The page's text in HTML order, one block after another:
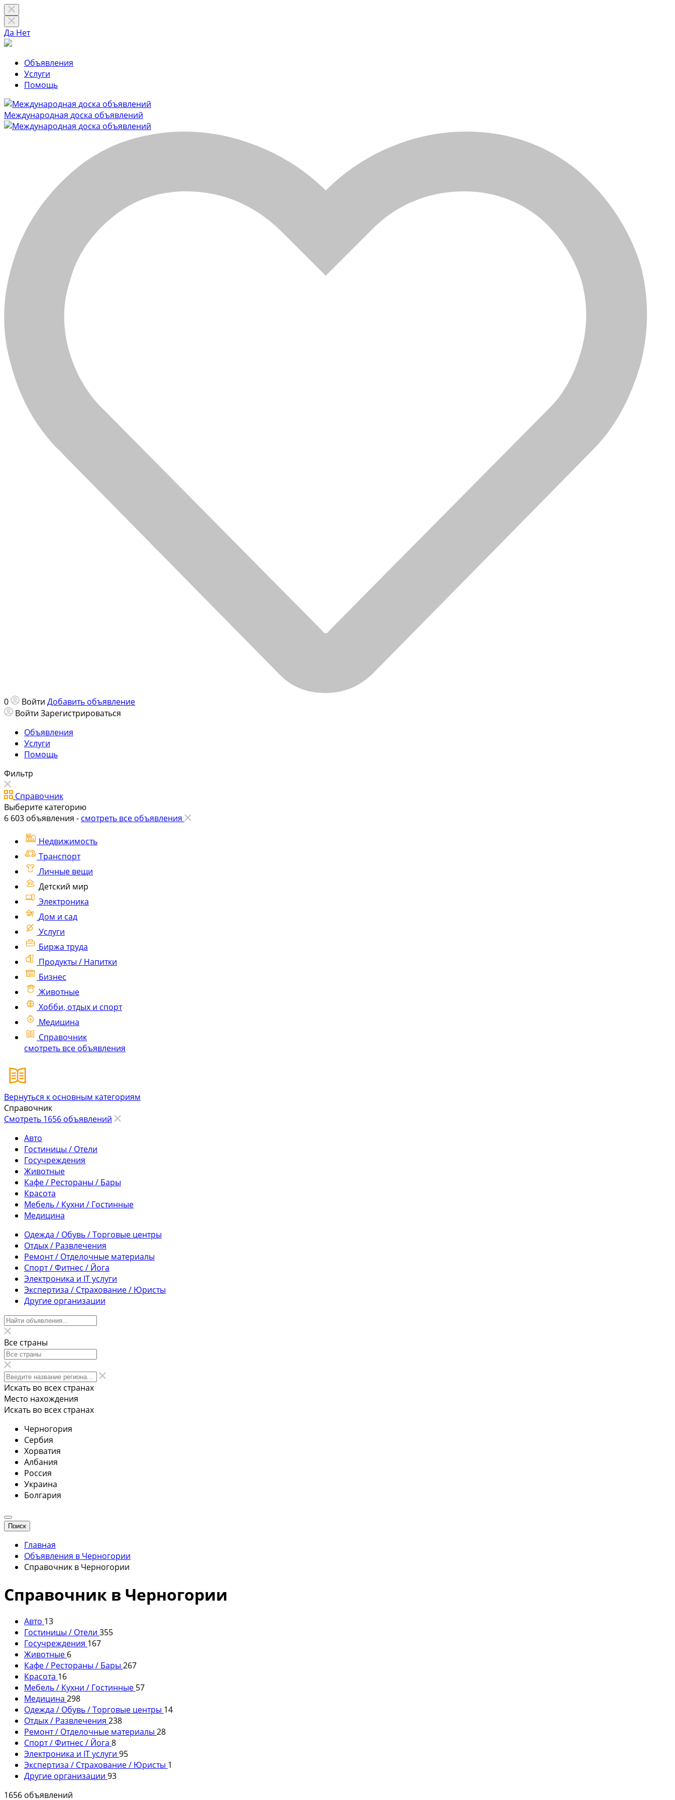
Да Нет
Объявления
Услуги
Помощь
Международная доска объявлений
0 Войти Добавить объявление
Войти Зарегистрироваться
Объявления
Услуги
Помощь
Фильтр
Справочник
Выберите категорию
6 603 объявления - смотреть все объявления
Недвижимость
Транспорт
Личные вещи
Детский мир
Электроника
Дом и сад
Услуги
Биржа труда
Продукты / Напитки
Бизнес
Животные
Хобби, отдых и спорт
Медицина
Справочник
смотреть все объявления
Вернуться к основным категориям
Справочник
Смотреть 1656 объявлений
Авто
Гостиницы / Отели
Госучреждения
Животные
Кафе / Рестораны / Бары
Красота
Мебель / Кухни / Гостинные
Медицина
Одежда / Обувь / Торговые центры
Отдых / Развлечения
Ремонт / Отделочные материалы
Спорт / Фитнес / Йога
Электроника и IT услуги
Экспертиза / Страхование / Юристы
Другие организации
Все страны
Искать во всех странах
Место нахождения
Искать во всех странах
Черногория
Сербия
Хорватия
Албания
Россия
Украина
Болгария
Поиск
Главная
Объявления в Черногории
Справочник в Черногории
Справочник в Черногории
Авто 13
Гостиницы / Отели 355
Госучреждения 167
Животные 6
Кафе / Рестораны / Бары 267
Красота 16
Мебель / Кухни / Гостинные 57
Медицина 298
Одежда / Обувь / Торговые центры 14
Отдых / Развлечения 238
Ремонт / Отделочные материалы 28
Спорт / Фитнес / Йога 8
Электроника и IT услуги 95
Экспертиза / Страхование / Юристы 1
Другие организации 93
1656 объявлений